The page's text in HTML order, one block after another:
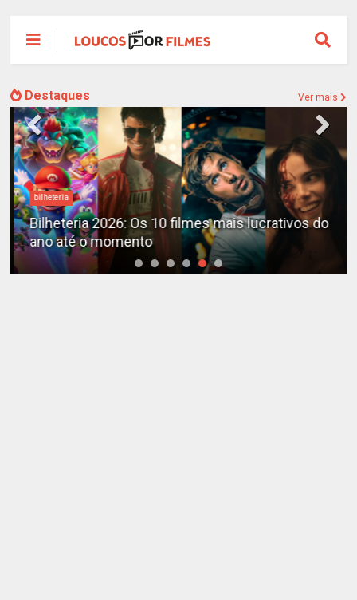
Destaques Ver mais
bilheteria
Bilheteria 2026: Os 10 filmes mais lucrativos do
ano até o momento